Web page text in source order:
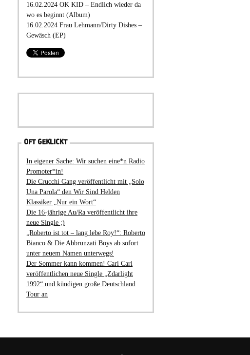
16.02.2024 OK KID – Endlich wieder da
wo es beginnt (Album)
16.02.2024 Frau Lehmann/Dirty Dishes –
Gewäsch (EP)
OFT GEKLICKT
In eigener Sache: Wir suchen eine*n Radio
Promoter*in!
Die Crucchi Gang veröffentlicht mit „Solo
Una Parola“ den Wir Sind Helden
Klassiker „Nur ein Wort“
Die 16-jährige Au/Ra veröffentlicht ihre
neue Single ;)
„Roberto ist tot – lang lebe Roy!“: Roberto
Bianco & Die Abbrunzati Boys ab sofort
unter neuem Namen unterwegs!
Der Sommer kann kommen! Cari Cari
veröffentlichen neue Single „Zdarlight
1992“ und kündigen große Deutschland
Tour an